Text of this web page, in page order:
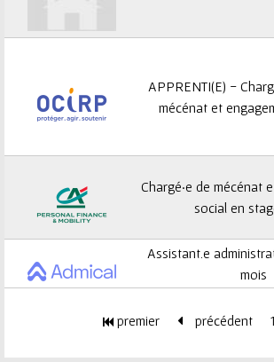
APPRENTI(E) -
mécénat et
Chargé·e de mécénat
social en
Assistant.e
mois
premier précédent 1